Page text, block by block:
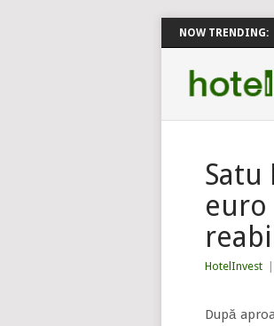
NOW TRENDING:
Satu
euro
HotelInvest
După